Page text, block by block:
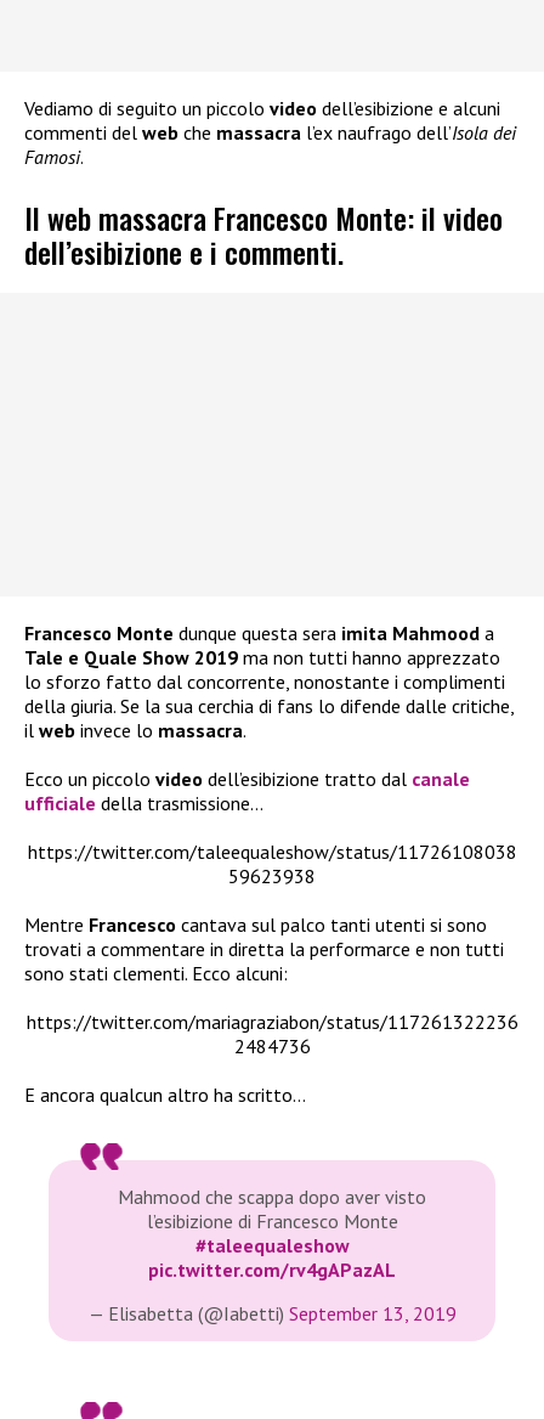
Vediamo di seguito un piccolo video dell’esibizione e alcuni
commenti del web che massacra l’ex naufrago dell’Isola dei
Famosi.
Il web massacra Francesco Monte: il video
dell’esibizione e i commenti.
Francesco Monte dunque questa sera imita Mahmood a
Tale e Quale Show 2019 ma non tutti hanno apprezzato
lo sforzo fatto dal concorrente, nonostante i complimenti
della giuria. Se la sua cerchia di fans lo difende dalle critiche,
il web invece lo massacra.
Ecco un piccolo video dell’esibizione tratto dal canale
ufficiale della trasmissione…
https://twitter.com/taleequaleshow/status/11726108038
59623938
Mentre Francesco cantava sul palco tanti utenti si sono
trovati a commentare in diretta la performarce e non tutti
sono stati clementi. Ecco alcuni:
https://twitter.com/mariagraziabon/status/117261322236
2484736
E ancora qualcun altro ha scritto…
Mahmood che scappa dopo aver visto
l’esibizione di Francesco Monte
#taleequaleshow
pic.twitter.com/rv4gAPazAL
— Elisabetta (@Iabetti) September 13, 2019